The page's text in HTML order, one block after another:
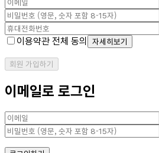
이용약관 전체 동의 자세히보기
회원 가입하기
이메일로 로그인